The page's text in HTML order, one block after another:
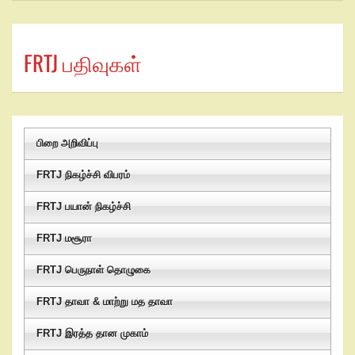
FRTJ பதிவுகள்
பிறை அறிவிப்பு
FRTJ நிகழ்ச்சி விபரம்
FRTJ பயான் நிகழ்ச்சி
FRTJ மசூரா
FRTJ பெருநாள் தொழுகை
FRTJ தாவா & மாற்று மத தாவா
FRTJ இரத்த தான முகாம்